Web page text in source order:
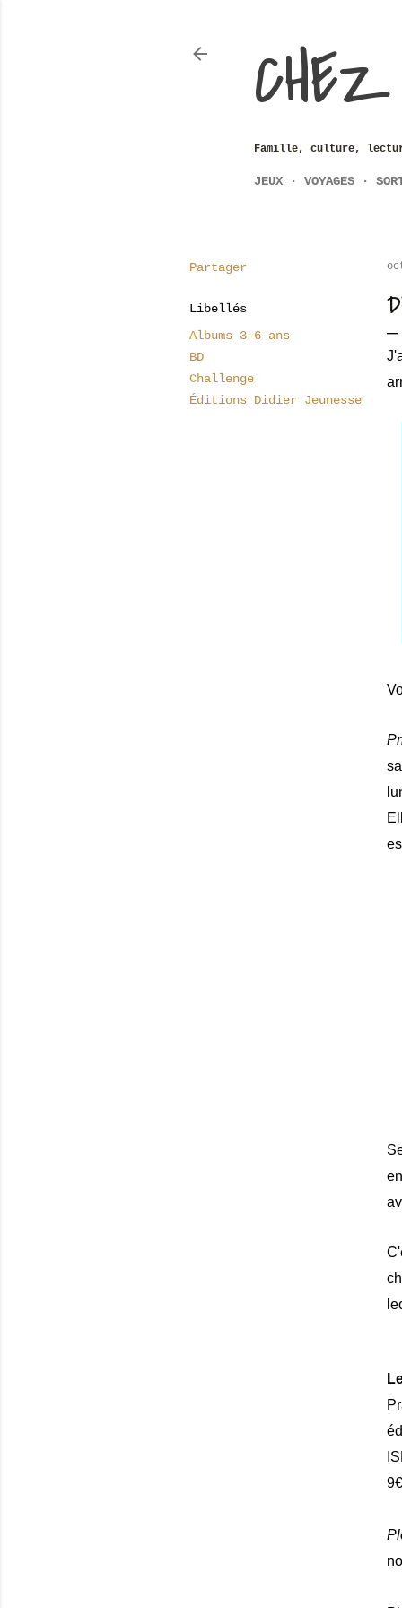
Famille, culture,
JEUX VOYAGES
Partager
Libellés
Albums 3-6 ans
BD
Challenge
Éditions Didier Jeunesse
9€